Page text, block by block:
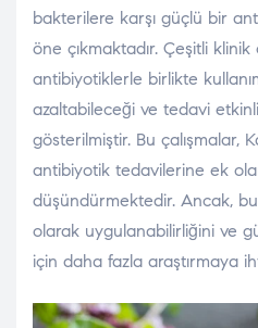
bakterilere karşı güçlü bir
öne çıkmaktadır. Çeşitli
antibiyotiklerle birlikte
azaltabileceği ve tedavi
gösterilmiştir. Bu çalışmalar,
antibiyotik tedavilerine ek
düşündürmektedir. Ancak,
olarak uygulanabilirliğini ve
için daha fazla araştırmaya